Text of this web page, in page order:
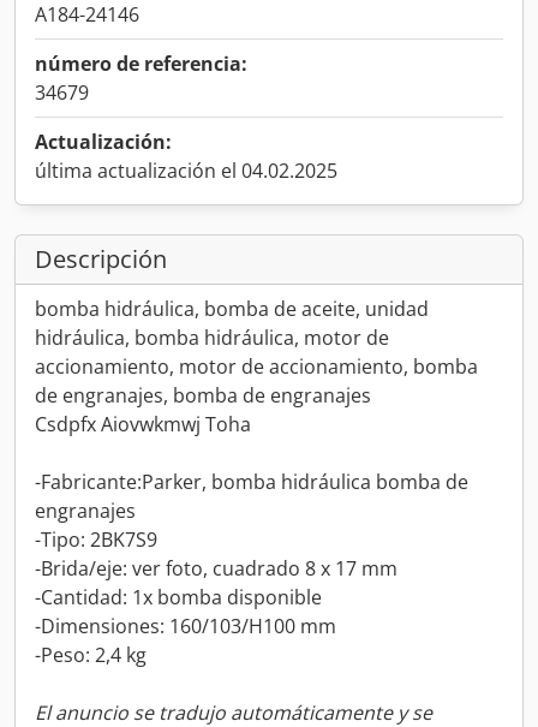
A184-24146
número de referencia:
34679
Actualización:
última actualización el 04.02.2025
Descripción
bomba hidráulica, bomba de aceite, unidad
hidráulica, bomba hidráulica, motor de
accionamiento, motor de accionamiento, bomba
de engranajes, bomba de engranajes
Csdpfx Aiovwkmwj Toha
-Fabricante:Parker, bomba hidráulica bomba de
engranajes
-Tipo: 2BK7S9
-Brida/eje: ver foto, cuadrado 8 x 17 mm
-Cantidad: 1x bomba disponible
-Dimensiones: 160/103/H100 mm
-Peso: 2,4 kg
El anuncio se tradujo automáticamente y se